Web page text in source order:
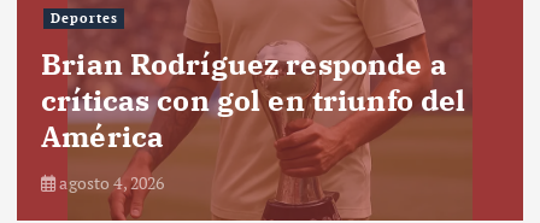
Deportes
Brian Rodríguez responde a
críticas con gol en triunfo del
América
agosto 4, 2026